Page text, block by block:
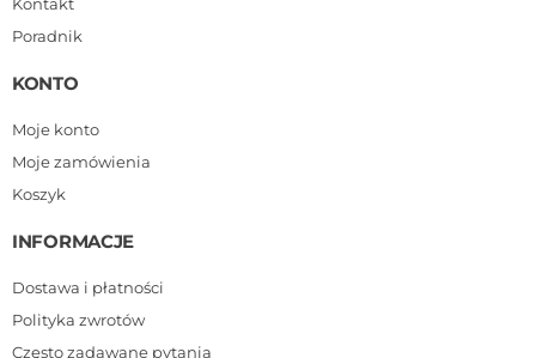
Poradnik
KONTO
Moje konto
Moje zamówienia
Koszyk
INFORMACJE
Dostawa i płatności
Polityka zwrotów
Często zadawane pytania